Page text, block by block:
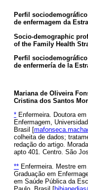
Perfil
de enfermagem da
Socio-demographic
of the Family Health
Perfil
de enfermería de la
Mariana de Oliveira
Cristina dos Santos
* Enfermeira. Doutora
Enfermagem,
Brasil [
colheita de dados;
redação do artigo.
apto 401. Centro. São
** Enfermeira. Mestre
Graduação em
em Saúde Pública da